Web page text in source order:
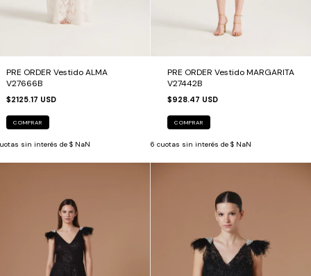
PRE ORDER Vestido ALMA
V27666B
$2125.17 USD
COMPRAR
sin interés de $ NaN
PRE ORDER Vestido MARGARITA
V27442B
$928.47 USD
COMPRAR
6 cuotas sin interés de $ NaN